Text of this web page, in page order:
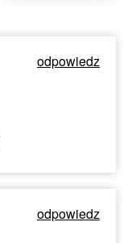
odpowiedz
odpowiedz